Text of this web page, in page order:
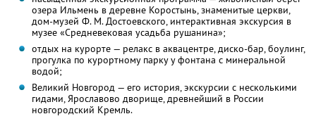
озера Ильмень в деревне Коростынь, знаменитые церкви,
дом-музей Ф. М. Достоевского, интерактивная экскурсия в
музее «Средневековая усадьба рушанина»;
отдых на курорте — релакс в аквацентре, диско-бар, боулинг,
прогулка по курортному парку у фонтана с минеральной
водой;
Великий Новгород — его история, экскурсии с несколькими
гидами, Ярославово дворище, древнейший в России
новгородский Кремль.